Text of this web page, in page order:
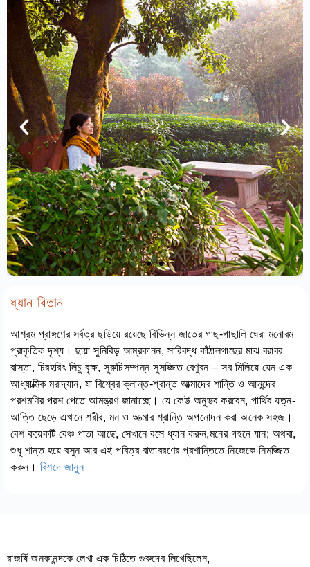
ধ্যান বিতান
আশ্রম প্রাঙ্গণের সর্বত্র ছড়িয়ে রয়েছে বিভিন্ন জাতের গাছ-গাছালি ঘেরা মনোরম
প্রাকৃতিক দৃশ্য। ছায়া সুনিবিড় আম্রকানন, সারিবদ্ধ কাঁঠালগাছের মাঝ বরাবর
রাস্তা, চিরহরিৎ লিচু বৃক্ষ, সুরুচিসম্পন্ন সুসজ্জিত বেণুবন – সব মিলিয়ে যেন এক
আধ্যাত্মিক মরূদ্যান, যা বিশ্বের ক্লান্ত-শ্রান্ত আত্মাদের শান্তি ও আনন্দের
পরশমণির পরশ পেতে আমন্ত্রণ জানাচ্ছে। যে কেউ অনুভব করবেন, পার্থিব যত্ন-
আত্তি ছেড়ে এখানে শরীর, মন ও আত্মার শ্রান্তি অপনোদন করা অনেক সহজ।
বেশ কয়েকটি বেঞ্চ পাতা আছে, সেখানে বসে ধ্যান করুন,মনের গহনে যান; অথবা,
শুধু শান্ত হয়ে বসুন আর এই পবিত্র বাতাবরণের প্রশান্তিতে নিজেকে নিমজ্জিত
করুন। বিশদে জানুন
রাজর্ষি জনকানন্দকে লেখা এক চিঠিতে গুরুদেব লিখেছিলেন,